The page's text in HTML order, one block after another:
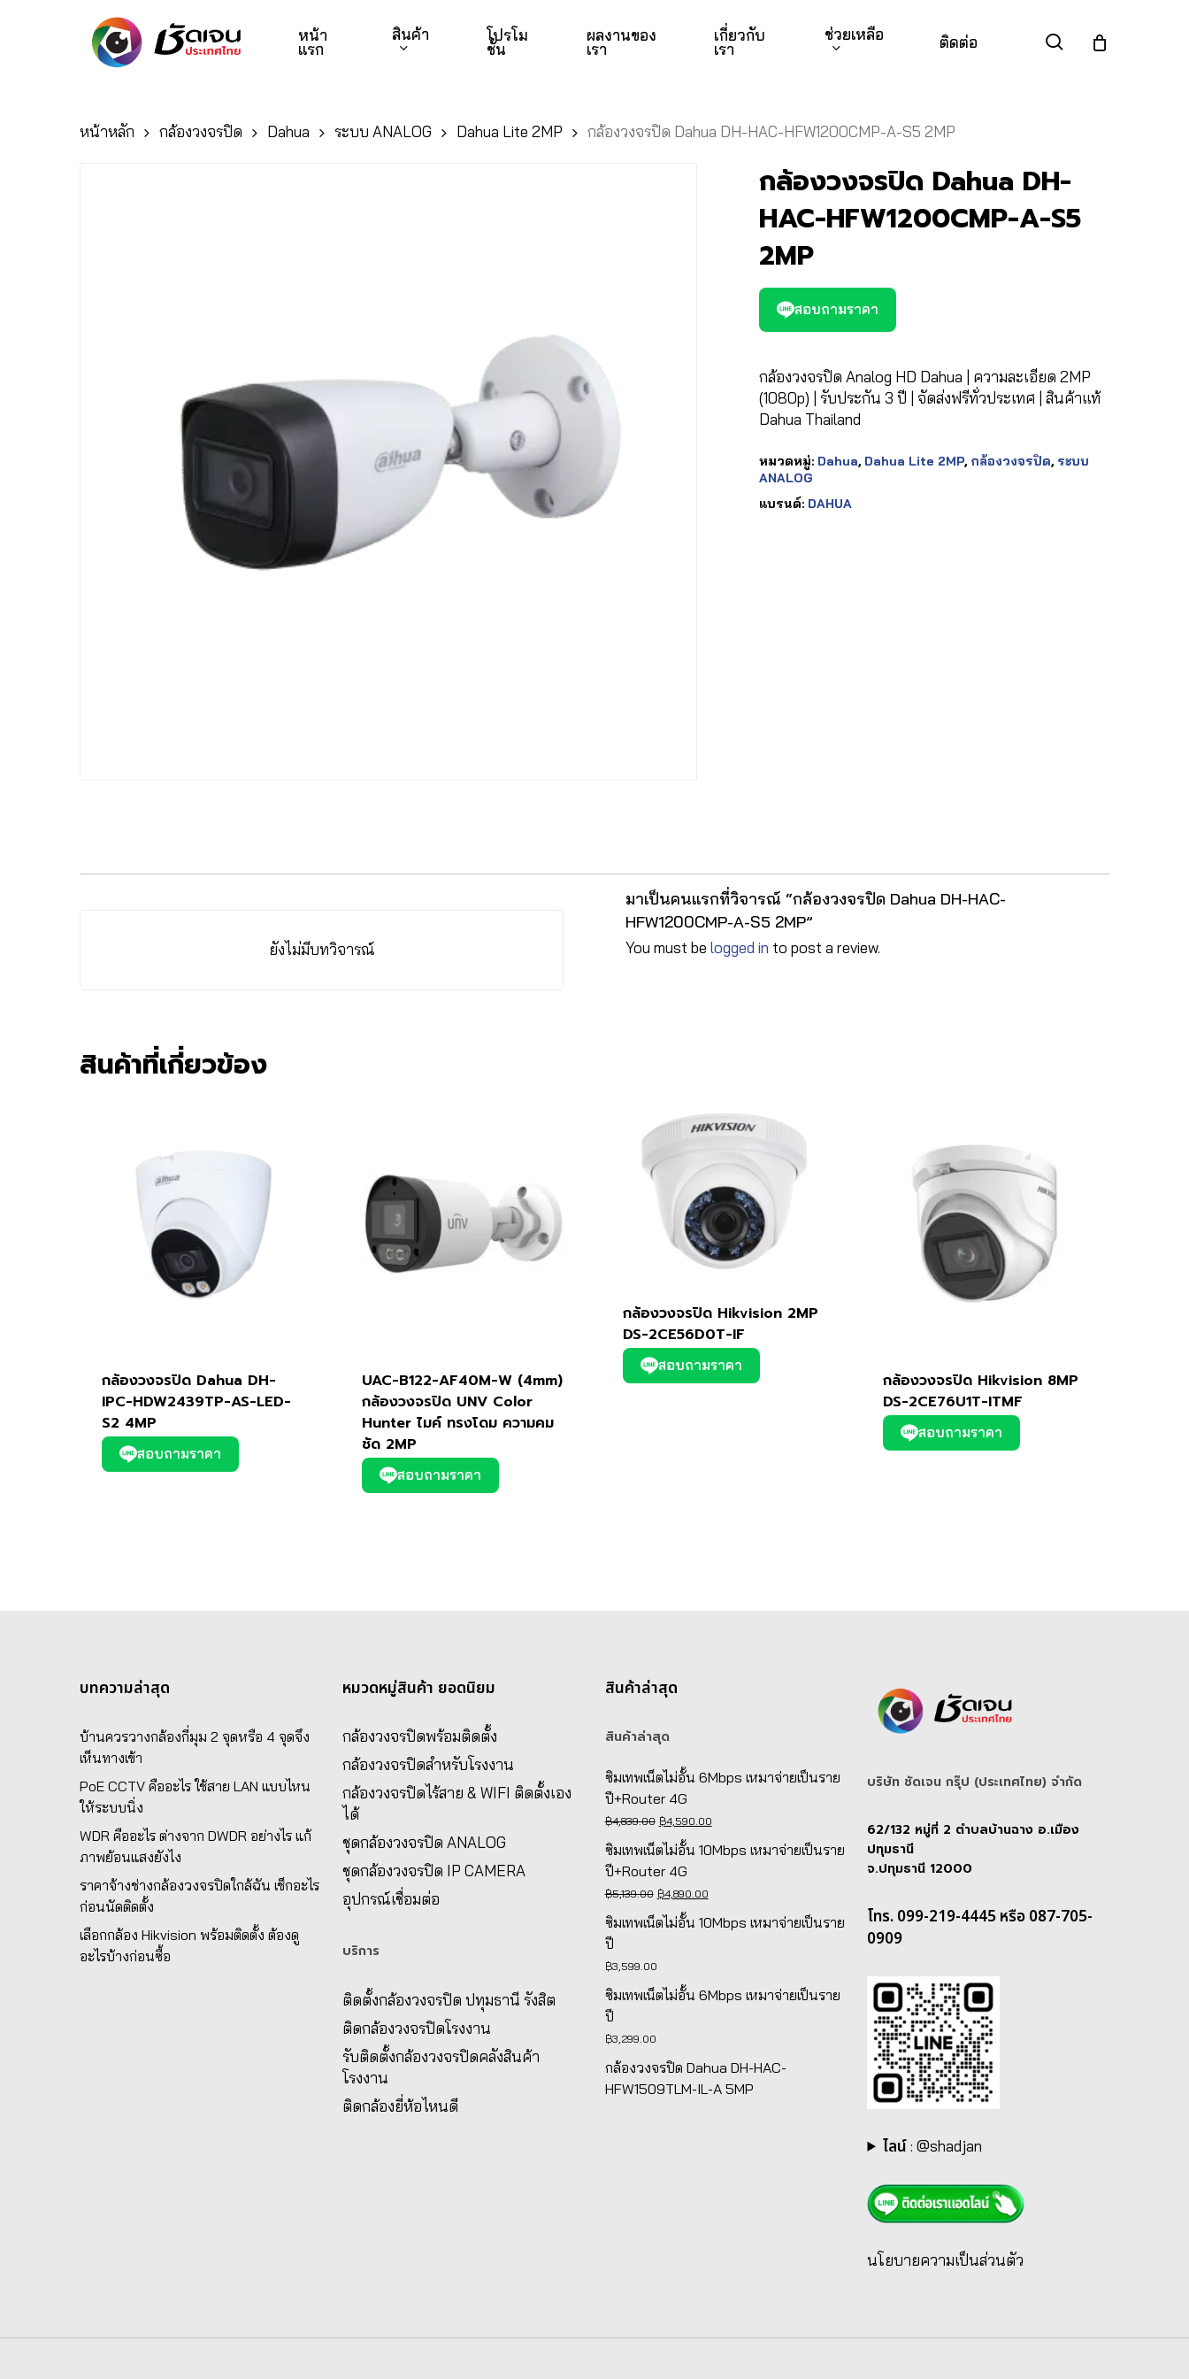
หน้า
แรก
สินค้า โปรโม
ชั่น
ผลงานของ
เรา
เกี่ยวกับ
เรา
ช่วยเหลือ ติดต่อ search
หน้าหลัก กล้องวงจรปิด Dahua ระบบ ANALOG Dahua Lite 2MP กล้องวงจรปิด Dahua DH-HAC-HFW1200CMP-A-S5 2MP
กล้องวงจรปิด Dahua DH-
HAC-HFW1200CMP-A-S5
2MP
สอบถามราคา
กล้องวงจรปิด Analog HD Dahua | ความละเอียด 2MP
(1080p) | รับประกัน 3 ปี | จัดส่งฟรีทั่วประเทศ | สินค้าแท้
Dahua Thailand
หมวดหมู่: Dahua, Dahua Lite 2MP, กล้องวงจรปิด, ระบบ
ANALOG
แบรนด์: DAHUA
ยังไม่มีบทวิจารณ์
มาเป็นคนแรกที่วิจารณ์ “กล้องวงจรปิด Dahua DH-HAC-
HFW1200CMP-A-S5 2MP”
You must be logged in to post a review.
สินค้าที่เกี่ยวข้อง
กล้องวงจรปิด Dahua DH-
IPC-HDW2439TP-AS-LED-
S2 4MP
สอบถามราคา
UAC-B122-AF40M-W (4mm)
กล้องวงจรปิด UNV Color
Hunter ไมค์ ทรงโดม ความคม
ชัด 2MP
สอบถามราคา
กล้องวงจรปิด Hikvision 2MP
DS-2CE56D0T-IF
สอบถามราคา
กล้องวงจรปิด Hikvision 8MP
DS-2CE76U1T-ITMF
สอบถามราคา
บทความล่าสุด
บ้านควรวางกล้องกี่มุม 2 จุดหรือ 4 จุดจึง
เห็นทางเข้า
PoE CCTV คืออะไร ใช้สาย LAN แบบไหน
ให้ระบบนิ่ง
WDR คืออะไร ต่างจาก DWDR อย่างไร แก้
ภาพย้อนแสงยังไง
ราคาจ้างช่างกล้องวงจรปิดใกล้ฉัน เช็กอะไร
ก่อนนัดติดตั้ง
เลือกกล้อง Hikvision พร้อมติดตั้ง ต้องดู
อะไรบ้างก่อนซื้อ
หมวดหมู่สินค้า ยอดนิยม
กล้องวงจรปิดพร้อมติดตั้ง
กล้องวงจรปิดสำหรับโรงงาน
กล้องวงจรปิดไร้สาย & WIFI ติดตั้งเอง
ได้
ชุดกล้องวงจรปิด ANALOG
ชุดกล้องวงจรปิด IP CAMERA
อุปกรณ์เชื่อมต่อ
บริการ
ติดตั้งกล้องวงจรปิด ปทุมธานี รังสิต
ติดกล้องวงจรปิดโรงงาน
รับติดตั้งกล้องวงจรปิดคลังสินค้า
โรงงาน
ติดกล้องยี่ห้อไหนดี
สินค้าล่าสุด
สินค้าล่าสุด
ซิมเทพเน็ตไม่อั้น 6Mbps เหมาจ่ายเป็นราย
ปี+Router 4G
฿4,839.00 Original
price
฿4,590.00Current
ซิมเทพเน็ตไม่อั้น 10Mbps เหมาจ่ายเป็นราย
ปี+Router 4G
฿5,139.00 Original
price
฿4,890.00Current
ซิมเทพเน็ตไม่อั้น 10Mbps เหมาจ่ายเป็นราย
ปี
฿3,599.00
ซิมเทพเน็ตไม่อั้น 6Mbps เหมาจ่ายเป็นราย
ปี
฿3,299.00
กล้องวงจรปิด Dahua DH-HAC-
HFW1509TLM-IL-A 5MP
บริษัท ชัดเจน กรุ๊ป (ประเทศไทย) จํากัด
62/132 หมู่ที่ 2 ตำบลบ้านฉาง อ.เมือง
ปทุมธานี
จ.ปทุมธานี 12000
โทร. 099-219-4445 หรือ 087-705-
0909
ไลน์ :@shadjan
นโยบายความเป็นส่วนตัว